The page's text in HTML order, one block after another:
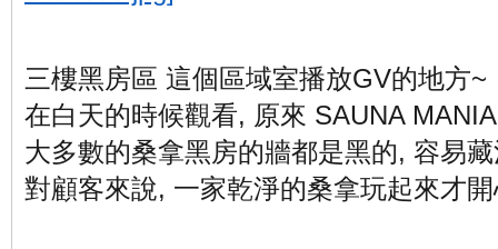
三樓黑房區 這個區域室播放GV的地方~
在白天的時候觀看, 原來 SAUNA
大多數的桑拿黑房的牆都是黑的, 容易
對顧客來說, 一家乾淨的桑拿玩起來才